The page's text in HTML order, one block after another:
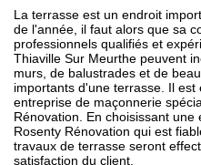
La terrasse est un endroit
de l'année, il faut alors que sa
professionnels qualifiés et
Thiaville Sur Meurthe peuvent
murs, de balustrades et de
importants d'une terrasse. Il est
entreprise de maçonnerie
Rénovation. En choisissant
Rosenty Rénovation qui est
travaux de terrasse seront
satisfaction du client.